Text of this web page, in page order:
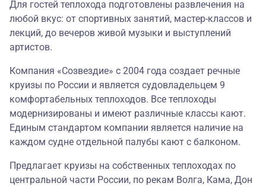
Для гостей теплохода подготовлены развлечения на
любой вкус: от спортивных занятий, мастер-классов и
лекций, до вечеров живой музыки и выступлений
артистов.
Компания «Созвездие» с 2004 года создает речные
круизы по России и является судовладельцем 9
комфортабельных теплоходов. Все теплоходы
модернизированы и имеют различные классы кают.
Единым стандартом компании является наличие на
каждом судне отдельной палубы кают с балконом.
Предлагает круизы на собственных теплоходах по
центральной части России, по рекам Волга, Кама, Дон